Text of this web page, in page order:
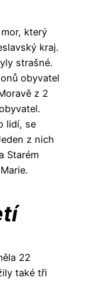
který
kraj.
strašné.
obyvatel
z 2
lidí, se
z nich
Starém
22
také tři